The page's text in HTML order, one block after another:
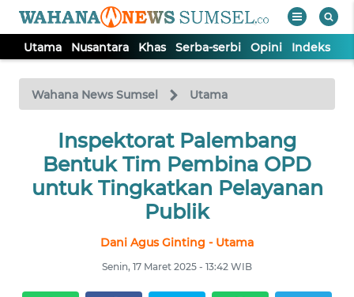
Utama Nusantara Khas Serba-serbi Opini Indeks
Wahana News Sumsel Utama
Inspektorat Palembang
Bentuk Tim Pembina OPD
untuk Tingkatkan Pelayanan
Publik
Dani Agus Ginting - Utama
Senin, 17 Maret 2025 - 13:42 WIB
TV
Tutup
UTAMA
NUSANTARA
SERBI